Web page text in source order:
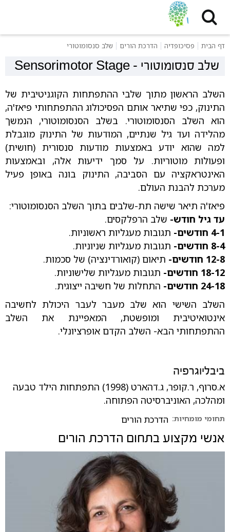
דף הבית פסיכופדיה הדרכת הורים שלב סנסומוטורי
Sensorimotor Stage - שלב סנסומוטורי
השלב הראשון מתוך שלבי ההתפתחות הקוגניטיבית של
התינוק, כפי שתיאר אותם הפסיכולוג ההתפתחותי פיאז'ה,
הוא השלב הסנסומוטורי. בשלב הסנסומוטורי, הנמשך
מהלידה ועד גיל שנתיים, המודעות של התינוק מוגבלת
למה שהוא יודע באמצעות מודעות סנסורית (חושית)
ופעולות מוטוריות. על סמך ידיעות אלה, ובאמצעות
האינטראקציה עם הסביבה, התינוק בונה באופן פעיל
מערכת להבנת העולם.
פיאז'ה תיאר שישה תת-שלבים בתוך השלב הסנסומוטורי:
עד גיל חודש- שלב הרפלקסים.
4-1 חודשים-
תגובות מעגליות ראשוניות.
8-4 חודשים-
תגובות מעגליות שניוניות.
12-8 חודשים-
תיאום (קואורדינציה) של סכמות.
18-12 חודשים-
תגובות מעגליות שלישוניות.
24-18 חודשים-
התחלות של חשיבה ייצוגית.
השלב השישי הוא שלב מעבר לעבר היכולת לחשיבה
אינטואיטיבית ומופשטת, המאפיינת את השלב
ההתפתחותי הבא- השלב הקדם אופרציונלי.
ביבליוגרפיה
א.סרוף, ר.קופר, ג.דהארט (1998) התפתחות הילד טבעה
ומהלכה, האוניברסיטה הפתוחה.
תחומי מומחיות: הדרכת הורים
אנשי מקצוע בתחום הדרכת הורים